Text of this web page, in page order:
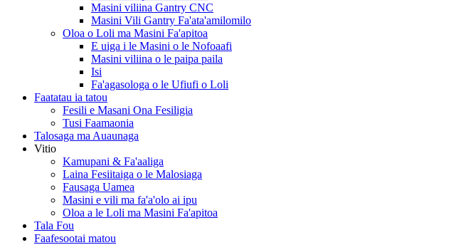
Masini viliina Gantry CNC
Masini Vili Gantry Fa'ata'amilomilo
Oloa o Loli ma Masini Fa'apitoa
E uiga i le Masini o le Nofoaafi
Masini viliina o le paipa paila
Isi
Fa'agasologa o le Ufiufi o Loli
Faatatau ia tatou
Fesili e Masani Ona Fesiligia
Tusi Faamaonia
Talosaga ma Auaunaga
Vitio
Kamupani & Fa'aaliga
Laina Fesiitaiga o le Malosiaga
Fausaga Uamea
Masini e vili ma fa'a'olo ai ipu
Oloa a le Loli ma Masini Fa'apitoa
Tala Fou
Faafesootai matou